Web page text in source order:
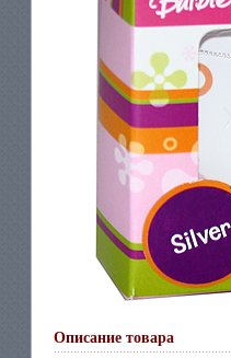
Описание товара